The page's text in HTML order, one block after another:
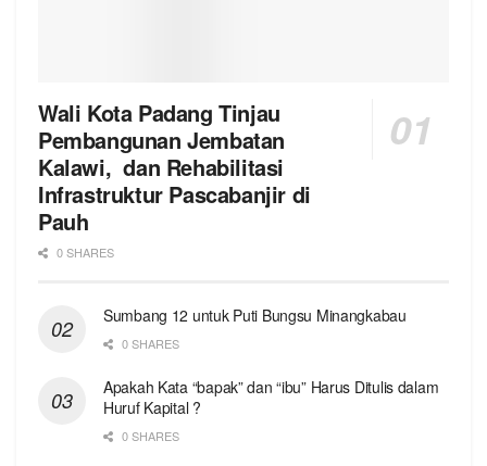
Wali Kota Padang Tinjau
Pembangunan Jembatan
Kalawi, dan Rehabilitasi
Infrastruktur Pascabanjir di
Pauh
0 SHARES
Sumbang 12 untuk Puti Bungsu Minangkabau
0 SHARES
Apakah Kata “bapak” dan “ibu” Harus Ditulis dalam
Huruf Kapital ?
0 SHARES